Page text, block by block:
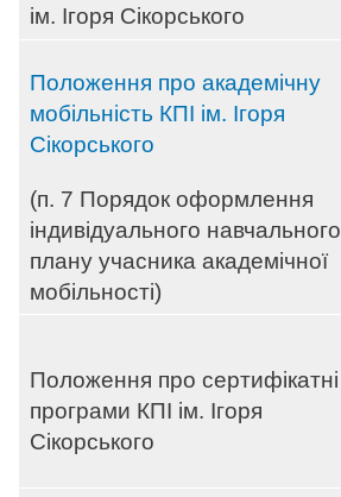
ім. Ігоря Сікорського
Положення про академічну
мобільність КПІ ім. Ігоря
Сікорського
(п. 7 Порядок оформлення
індивідуального навчального
плану учасника академічної
мобільності)
Положення про сертифікатні
програми КПІ ім. Ігоря
Сікорського